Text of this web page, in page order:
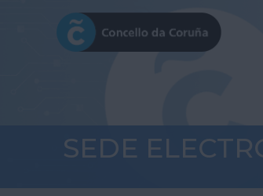
SEDE